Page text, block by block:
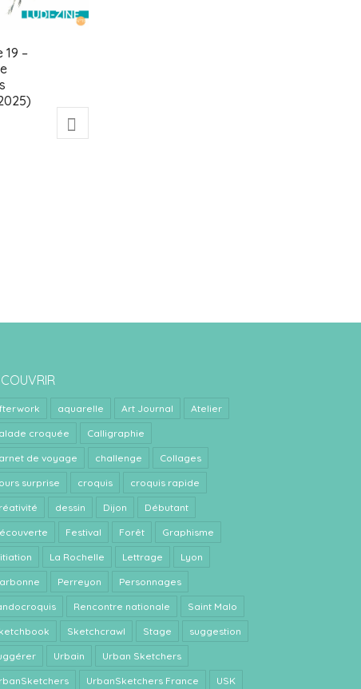
19 –
aquarelle Art Journal Atelier
croquée Calligraphie
de voyage challenge Collages
surprise croquis croquis rapide
dessin Dijon Débutant
Festival Forêt Graphisme
La Rochelle Lettrage Lyon
Perreyon Personnages
Rencontre nationale Saint Malo
Sketchcrawl Stage suggestion
Urbain Urban Sketchers
UrbanSketchers France USK